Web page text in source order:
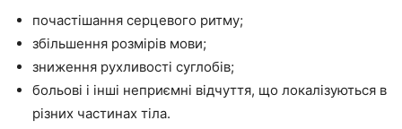
почастішання серцевого ритму;
збільшення розмірів мови;
зниження рухливості суглобів;
больові і інші неприємні відчуття, що локалізуються в
різних частинах тіла.